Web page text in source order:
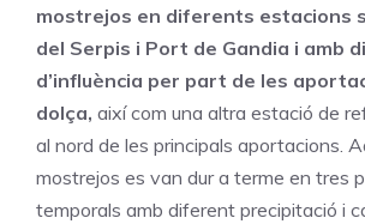
mostrejos en diferents estacions
del Serpis i Port de Gandia i amb
d’influència per part de les
dolça, així com una altra estació de
al nord de les principals aportacions.
mostrejos es van dur a terme en tres
temporals amb diferent precipitació i